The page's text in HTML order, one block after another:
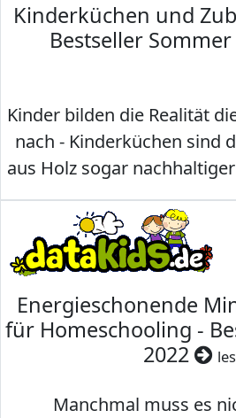
Kinderküchen und
Bestseller
Kinder bilden die Realität
nach - Kinderküchen sind
aus Holz sogar
Energieschonende
für Homeschooling -
2022
Manchmal muss es